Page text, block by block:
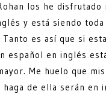
los he disfrutado
y está siendo toda
es así que si
español en inglés
Me huelo que
haga de ella serán en